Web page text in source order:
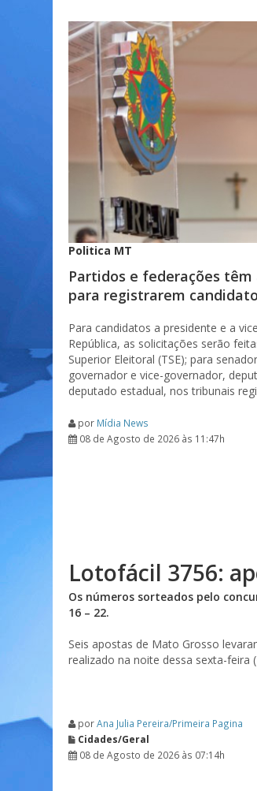
Politica MT
Partidos e federações têm
para registrarem
Para candidatos a presidente e a
República, as solicitações serão
Superior Eleitoral (TSE); para
governador e vice-governador,
deputado estadual, nos tribunais
por Mídia News
08 de Agosto de 2026 às 11:47h
Lotofácil 3756:
Os números sorteados pelo
16 – 22.
Seis apostas de Mato Grosso
realizado na noite dessa sexta-feira
porAna Julia Pereira/Primeira Pagina
Cidades/Geral
08 de Agosto de 2026 às 07:14h